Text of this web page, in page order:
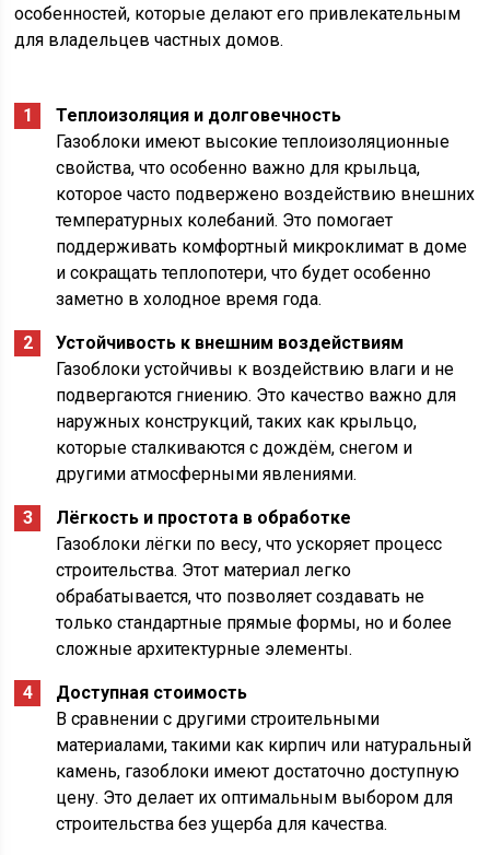
особенностей, которые делают его привлекательным
для владельцев частных домов.
Теплоизоляция и долговечность
Газоблоки имеют высокие теплоизоляционные
свойства, что особенно важно для крыльца,
которое часто подвержено воздействию внешних
температурных колебаний. Это помогает
поддерживать комфортный микроклимат в доме
и сокращать теплопотери, что будет особенно
заметно в холодное время года.
Устойчивость к внешним воздействиям
Газоблоки устойчивы к воздействию влаги и не
подвергаются гниению. Это качество важно для
наружных конструкций, таких как крыльцо,
которые сталкиваются с дождём, снегом и
другими атмосферными явлениями.
Лёгкость и простота в обработке
Газоблоки лёгки по весу, что ускоряет процесс
строительства. Этот материал легко
обрабатывается, что позволяет создавать не
только стандартные прямые формы, но и более
сложные архитектурные элементы.
Доступная стоимость
В сравнении с другими строительными
материалами, такими как кирпич или натуральный
камень, газоблоки имеют достаточно доступную
цену. Это делает их оптимальным выбором для
строительства без ущерба для качества.